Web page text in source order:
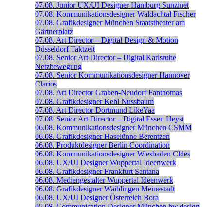
07.08. Junior UX/UI Designer Hamburg Sunzinet
07.08. Kommunikationsdesigner Waldachtal Fischer
07.08. Grafikdesigner München Staatstheater am
Gärtnerplatz
07.08. Art Director – Digital Design & Motion
Düsseldorf Taktzeit
07.08. Senior Art Director – Digital Karlsruhe
Netzbewegung
07.08. Senior Kommunikationsdesigner Hannover
Clarios
07.08. Art Director Graben-Neudorf Fanthomas
07.08. Grafikdesigner Kehl Nussbaum
07.08. Art Director Dortmund LikeYaa
07.08. Senior Art Director – Digital Essen Heyst
06.08. Kommunikationsdesigner München CSMM
06.08. Grafikdesigner Haselünne Berentzen
06.08. Produktdesigner Berlin Coordination
06.08. Kommunikationsdesigner Wiesbaden Cldes
06.08. UX/UI Designer Wuppertal Ideenwerk
06.08. Grafikdesigner Frankfurt Santana
06.08. Mediengestalter Wuppertal Ideenwerk
06.08. Grafikdesigner Waiblingen Meinestadt
06.08. UX/UI Designer Österreich Bora